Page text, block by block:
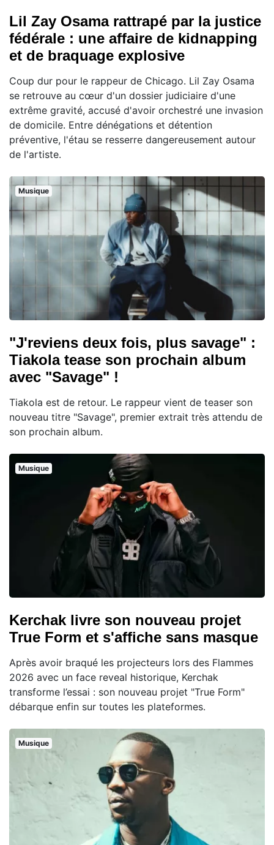
Lil Zay Osama rattrapé par la justice
fédérale : une affaire de kidnapping
et de braquage explosive
Coup dur pour le rappeur de Chicago. Lil Zay Osama
se retrouve au cœur d'un dossier judiciaire d'une
extrême gravité, accusé d'avoir orchestré une invasion
de domicile. Entre dénégations et détention
préventive, l'étau se resserre dangereusement autour
de l'artiste.
Musique
"J'reviens deux fois, plus savage" :
Tiakola tease son prochain album
avec "Savage" !
Tiakola est de retour. Le rappeur vient de teaser son
nouveau titre "Savage", premier extrait très attendu de
son prochain album.
Musique
Kerchak livre son nouveau projet
True Form et s'affiche sans masque
Après avoir braqué les projecteurs lors des Flammes
2026 avec un face reveal historique, Kerchak
transforme l’essai : son nouveau projet "True Form"
débarque enfin sur toutes les plateformes.
Musique